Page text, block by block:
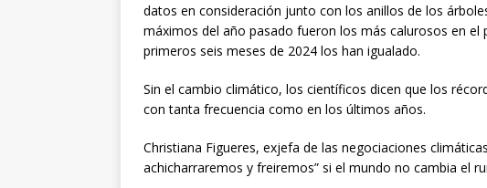
datos en consideración junto con los anillos de los
máximos del año pasado fueron los más calurosos en el
primeros seis meses de 2024 los han igualado.
Sin el cambio climático, los científicos dicen que los
con tanta frecuencia como en los últimos años.
Christiana Figueres, exjefa de las negociaciones
achicharraremos y freiremos” si el mundo no cambia el